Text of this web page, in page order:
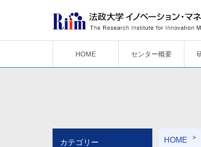
HOME センター概要
HOME
カテゴリー